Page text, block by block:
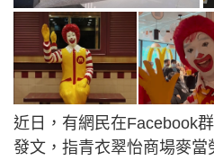
近日，有網民在Facebook
發文，指青衣翠怡商場麥